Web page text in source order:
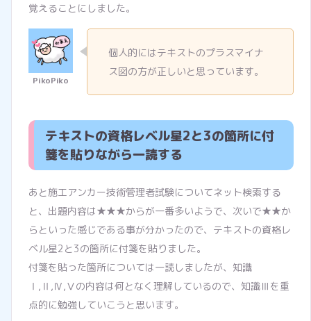
覚えることにしました。
個人的にはテキストのプラスマイナ
ス図の方が正しいと思っています。
テキストの資格レベル星2と3の箇所に付
箋を貼りながら一読する
あと施工アンカー技術管理者試験についてネット検索する
と、出題内容は★★★からが一番多いようで、次いで★★か
らといった感じである事が分かったので、テキストの資格レ
ベル星2と3の箇所に付箋を貼りました。
付箋を貼った箇所については一読しましたが、知識
Ⅰ,Ⅱ,Ⅳ,Ⅴの内容は何となく理解しているので、知識Ⅲを重
点的に勉強していこうと思います。